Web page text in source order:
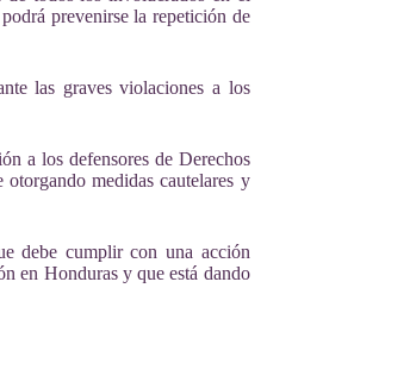
prevenirse la repetición de
las graves violaciones a los
a los defensores de Derechos
medidas cautelares y
debe cumplir con una acción
en Honduras y que está dando